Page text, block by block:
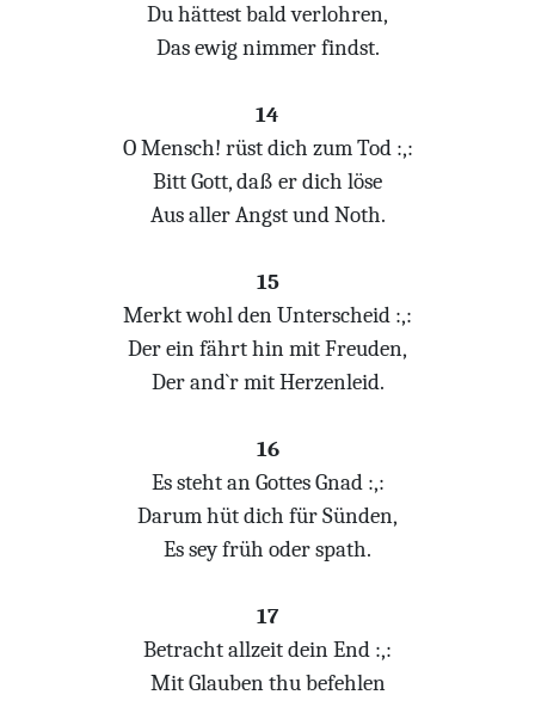
Du hättest bald verlohren,
Das ewig nimmer findst.
14
O Mensch! rüst dich zum Tod :,:
Bitt Gott, daß er dich löse
Aus aller Angst und Noth.
15
Merkt wohl den Unterscheid :,:
Der ein fährt hin mit Freuden,
Der and`r mit Herzenleid.
16
Es steht an Gottes Gnad :,:
Darum hüt dich für Sünden,
Es sey früh oder spath.
17
Betracht allzeit dein End :,:
Mit Glauben thu befehlen